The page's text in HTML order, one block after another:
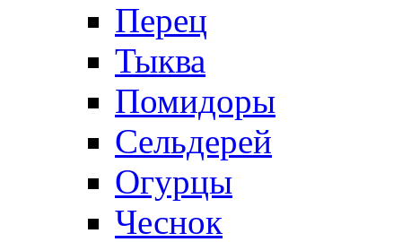
Перец
Тыква
Помидоры
Сельдерей
Огурцы
Чеснок